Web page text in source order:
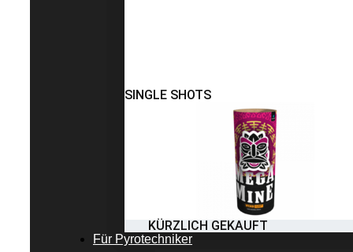
SINGLE SHOTS
KÜRZLICH GEKAUFT
Für Pyrotechniker